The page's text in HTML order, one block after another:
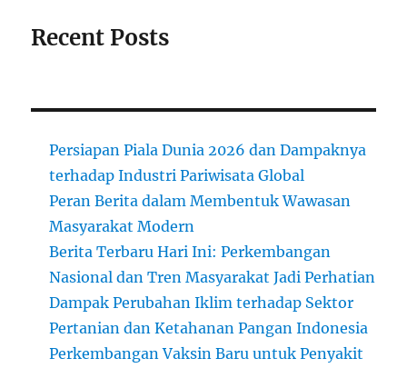
Recent Posts
Persiapan Piala Dunia 2026 dan Dampaknya
terhadap Industri Pariwisata Global
Peran Berita dalam Membentuk Wawasan
Masyarakat Modern
Berita Terbaru Hari Ini: Perkembangan
Nasional dan Tren Masyarakat Jadi Perhatian
Dampak Perubahan Iklim terhadap Sektor
Pertanian dan Ketahanan Pangan Indonesia
Perkembangan Vaksin Baru untuk Penyakit